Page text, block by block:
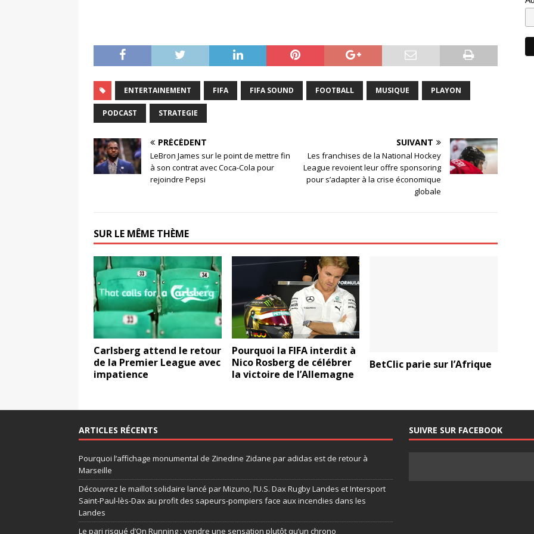
ENTERTAINEMENT FIFA FIFA SOUND FOOTBALL MUSIQUE PLAYON
PODCAST STRATEGIE
PRÉCÉDENT
LeBron James sur le point de mettre fin
à son contrat avec Coca-Cola pour
rejoindre Pepsi
SUIVANT
Les franchises de la National Hockey
League revoient leur offre sponsoring
pour s’adapter à la crise économique
globale
SUR LE MÊME THÈME
Carlsberg attend le retour
de la Premier League avec
impatience
Pourquoi la FIFA interdit à
Nico Rosberg de célébrer
la victoire de l’Allemagne
BetClic parie sur l’Afrique
ARTICLES RÉCENTS
Pourquoi l’affichage monumental de Zinedine Zidane par adidas est de retour à
Marseille
Découvrez le maillot solidaire lancé par Mizuno, l’U.S. Dax Rugby Landes et Intersport
Saint-Paul-lès-Dax au profit des sapeurs-pompiers face aux incendies dans les
Landes
Le pari risqué d’On Running : vendre une sensation plutôt qu’un chrono
SUIVRE SUR FACEBOOK